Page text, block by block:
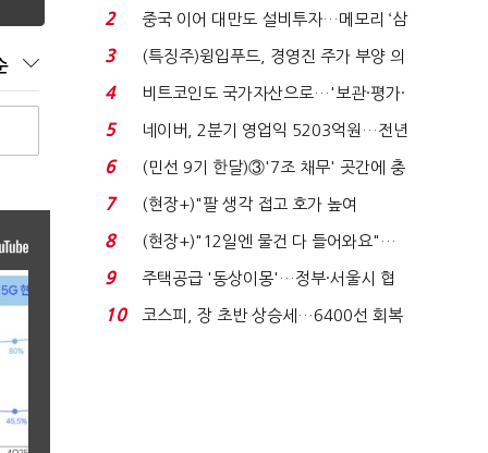
로봇·AI 등 논...
2
중국 이어 대만도 설비투자…메모리 ‘삼
국전쟁’
3
(특징주)윙입푸드, 경영진 주가 부양 의
지에 상한가...
4
비트코인도 국가자산으로…'보관·평가·
처분' 기준은 ...
5
네이버, 2분기 영업익 5203억원…전년
비 0.2% 감소...
6
(민선 9기 한달)③'7조 채무' 곳간에 충
격…추미애, 20년...
7
(현장+)"팔 생각 접고 호가 높여
요"…'덜 똘똘한 한 채' 20...
8
(현장+)"12일엔 물건 다 들어와요"…
빈 매대 채우며 문 연 ...
9
주택공급 '동상이몽'…정부·서울시 협
력 없으면 '공수표'...
10
코스피, 장 초반 상승세…6400선 회복